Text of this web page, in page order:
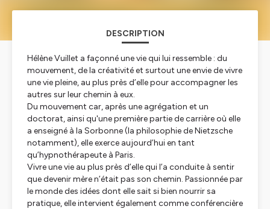
DESCRIPTION
Hélène Vuillet a façonné une vie qui lui ressemble : du
mouvement, de la créativité et surtout une envie de vivre
une vie pleine, au plus près d’elle pour accompagner les
autres sur leur chemin à eux.
Du mouvement car, après une agrégation et un
doctorat, ainsi qu'une première partie de carrière où elle
a enseigné à la Sorbonne (la philosophie de Nietzsche
notamment), elle exerce aujourd’hui en tant
qu’hypnothérapeute à Paris.
Vivre une vie au plus près d’elle qui l’a conduite à sentir
que devenir mère n’était pas son chemin. Passionnée par
le monde des idées dont elle sait si bien nourrir sa
pratique, elle intervient également comme conférencière